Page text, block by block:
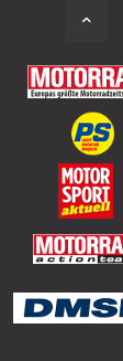
Back